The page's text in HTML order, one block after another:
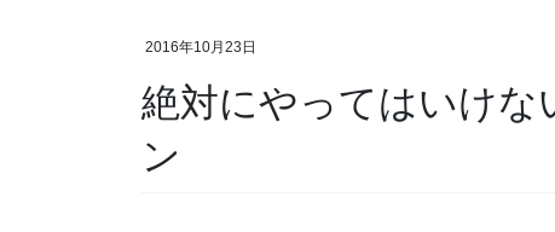
2016年10月23日
絶対にやってはいけな
ン